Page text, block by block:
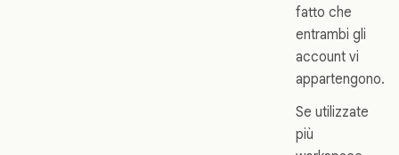
fatto che
entrambi gli
account vi
appartengono.
Se utilizzate
più